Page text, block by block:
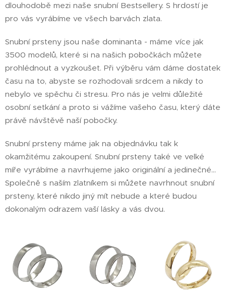
dlouhodobě mezi naše snubní Bestsellery. S hrdostí je
pro vás vyrábíme ve všech barvách zlata.
Snubní prsteny jsou naše dominanta - máme více jak
3500 modelů, které si na našich pobočkách můžete
prohlédnout a vyzkoušet. Při výběru vám dáme dostatek
času na to, abyste se rozhodovali srdcem a nikdy to
nebylo ve spěchu či stresu. Pro nás je velmi důležité
osobní setkání a proto si vážíme vašeho času, který dáte
právě návštěvě naší pobočky.
Snubní prsteny máme jak na objednávku tak k
okamžitému zakoupení. Snubní prsteny také ve velké
míře vyrábíme a navrhujeme jako originální a jedinečné...
Společně s naším zlatníkem si můžete navrhnout snubní
prsteny, které nikdo jiný mít nebude a které budou
dokonalým odrazem vaší lásky a vás dvou.